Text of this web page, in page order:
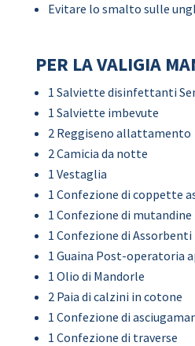
Evitare lo smalto sulle
PER LA VALIGIA
1 Salviette disinfettanti
1 Salviette imbevute
2 Reggiseno allattamento
2 Camicia da notte
1 Vestaglia
1 Confezione di coppette
1 Confezione di
1 Confezione di
1 Guaina Post-operatoria
1 Olio di Mandorle
2 Paia di calzini in cotone
1 Confezione di
1 Confezione di traverse